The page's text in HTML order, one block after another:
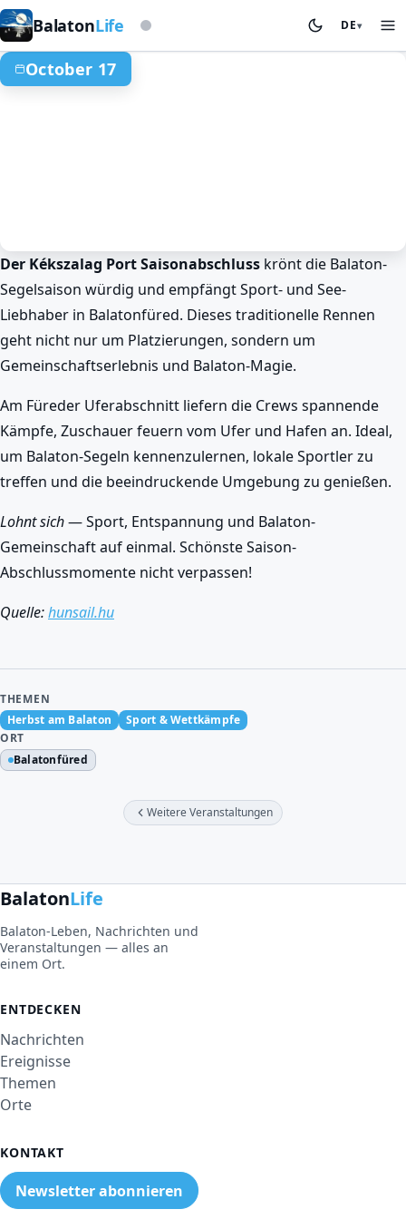
BalatonLife Auf Basis der Sturmwarnleuchte
DE▾
October 17
Herbst am Balaton
Kékszalag Port Saisonabschluss-
Segelrennen am Balaton
Oct 17. · 00:00–03:00
Der Kékszalag Port Saisonabschluss krönt die Balaton-
Segelsaison würdig und empfängt Sport- und See-
Liebhaber in Balatonfüred. Dieses traditionelle Rennen
geht nicht nur um Platzierungen, sondern um
Gemeinschaftserlebnis und Balaton-Magie.
Am Füreder Uferabschnitt liefern die Crews spannende
Kämpfe, Zuschauer feuern vom Ufer und Hafen an. Ideal,
um Balaton-Segeln kennenzulernen, lokale Sportler zu
treffen und die beeindruckende Umgebung zu genießen.
Lohnt sich— Sport, Entspannung und Balaton-
Gemeinschaft auf einmal. Schönste Saison-
Abschlussmomente nicht verpassen!
Quelle:hunsail.hu
THEMEN
Herbst am Balaton
Sport & Wettkämpfe
ORT
Balatonfüred
Weitere Veranstaltungen
BalatonLife
Balaton-Leben, Nachrichten und
Veranstaltungen — alles an
einem Ort.
ENTDECKEN
Nachrichten
Ereignisse
Themen
Orte
KONTAKT
Newsletter abonnieren